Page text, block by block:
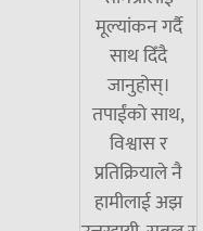
मूल्यांकन गर्दै
साथ दिँदै
जानुहोस्।
तपाईंको साथ,
विश्वास र
प्रतिक्रियाले नै
हामीलाई अझ